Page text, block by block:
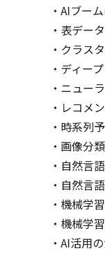
AIブー
表デー
クラス
ディー
ニュー
レコメ
時系列
画像分
自然言
自然言
機械学
機械学
AI活⽤